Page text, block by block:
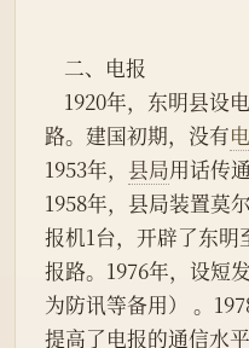
    二、电报
路。建国初期，没有
1953年， 县局用话传
1958年，县局装置莫
报机1台，开辟了东明
报路。1976年，设短
为防讯等备用） 。
提高了电报的通信水